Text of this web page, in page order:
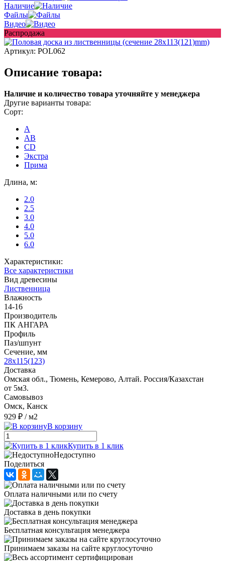
Наличие
Файлы
Видео
Распродажа
Артикул: POL062
Описание товара:
Наличие и количество товара уточняйте у менеджера
Другие варианты товара:
Сорт:
A
AB
CD
Экстра
Прима
Длина, м:
2.0
2.5
3.0
4.0
5.0
6.0
Характеристики:
Все характеристики
Вид древесины
Лиственница
Влажность
14-16
Производитель
ПК АНГАРА
Профиль
Паз/шпунт
Сечение, мм
28x115(123)
Доставка
Омская обл., Тюмень, Кемерово, Алтай. Россия/Казахстан
от 5м3.
Самовывоз
Омск, Канск
929 ₽ / м2
В корзину
Купить в 1 клик
Недоступно
Поделиться
Оплата наличными или по счету
Доставка в день покупки
Бесплатная консультация менеджера
Принимаем заказы на сайте круглосуточно